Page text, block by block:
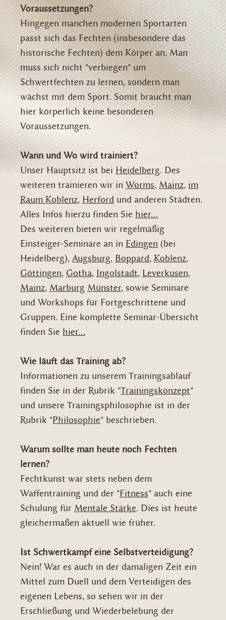
Voraussetzungen?
Hingegen manchen modernen Sportarten
passt sich das Fechten (insbesondere das
historische Fechten) dem Körper an. Man
muss sich nicht "verbiegen" um
Schwertfechten zu lernen, sondern man
wächst mit dem Sport. Somit braucht man
hier körperlich keine besonderen
Voraussetzungen.
Wann und Wo wird trainiert?
Unser Hauptsitz ist bei Heidelberg. Des
weiteren trainieren wir in Worms, Mainz, im
Raum Koblenz, Herford und anderen Städten.
Alles Infos hierzu finden Sie hier...
Des weiteren bieten wir regelmäßig
Einsteiger-Seminare an in Edingen (bei
Heidelberg), Augsburg, Boppard, Koblenz,
Göttingen, Gotha, Ingolstadt, Leverkusen,
Mainz, Marburg Münster, sowie Seminare
und Workshops für Fortgeschrittene und
Gruppen. Eine komplette Seminar-Übersicht
finden Sie hier...
Wie läuft das Training ab?
Informationen zu unserem Trainingsablauf
finden Sie in der Rubrik "Trainingskonzept"
und unsere Trainingsphilosophie ist in der
Rubrik "Philosophie" beschrieben.
Warum sollte man heute noch Fechten
lernen?
Fechtkunst war stets neben dem
Waffentraining und der "Fitness" auch eine
Schulung für Mentale Stärke. Dies ist heute
gleichermaßen aktuell wie früher.
Ist Schwertkampf eine Selbstverteidigung?
Nein! War es auch in der damaligen Zeit ein
Mittel zum Duell und dem Verteidigen des
eigenen Lebens, so sehen wir in der
Erschließung und Wiederbelebung der